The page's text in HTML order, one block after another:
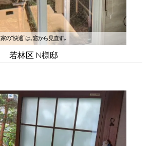
若林区 N様邸
家の“快適”は、窓から見直す。